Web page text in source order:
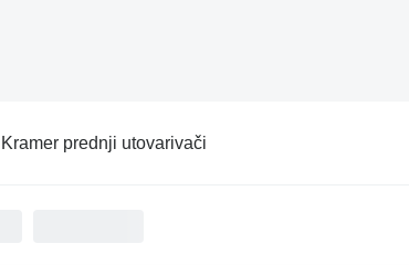
Kramer prednji utovarivači